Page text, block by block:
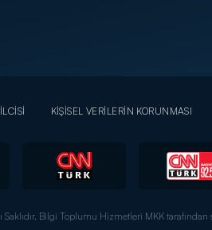
KİŞİSEL VERİLERİN KORUNMASI
Bilgi Toplumu Hizmetleri MKK tarafından